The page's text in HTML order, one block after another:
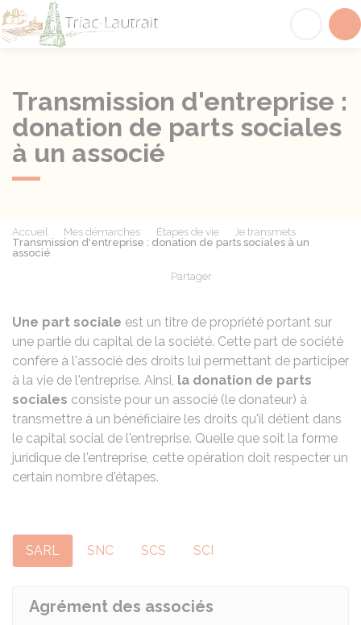
Transmission d'entreprise :
donation de parts sociales
à un associé
Accueil Mes démarches Étapes de vie
Je transmets
Transmission d'entreprise : donation de parts sociales à un
associé
Partager
Une part sociale est un titre de propriété portant sur
une partie du capital de la société. Cette part de société
confère à l'associé des droits lui permettant de participer
à la vie de l'entreprise. Ainsi, la donation de parts
sociales consiste pour un associé (le donateur) à
transmettre à un bénéficiaire les droits qu'il détient dans
le capital social de l'entreprise. Quelle que soit la forme
juridique de l'entreprise, cette opération doit respecter un
certain nombre d'étapes.
SARL SNC SCS SCI
Agrément des associés